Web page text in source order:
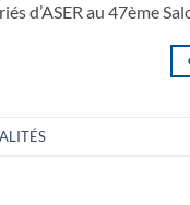
d’ASER au 47ème